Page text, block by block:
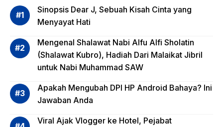
si
Risiko
asi
Reksa
Saja?
Sinopsis Dear J, Sebuah Kisah Cinta yang
Menyayat Hati
Mengenal Shalawat Nabi Alfu Alfi Sholatin
(Shalawat Kubro), Hadiah Dari Malaikat Jibril
untuk Nabi Muhammad SAW
Apakah Mengubah DPI HP Android Bahaya? Ini
Jawaban Anda
Viral Ajak Vlogger ke Hotel, Pejabat